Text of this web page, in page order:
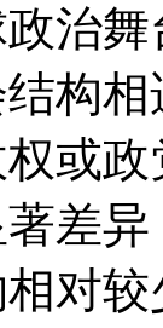
治
构
或
差
对较